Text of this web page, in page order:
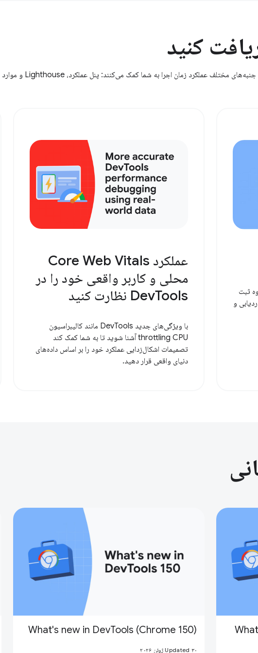
کنید
طیف گسترده‌ای از ابزارها برای اندازه‌گیری و بهینه‌سازی جنبه‌های مختلف عملکرد زمان اجرا به شما کمک می‌کنند: پنل عملکرد، Lighthouse و موارد
ثبت
و
عملکرد Core Web Vitals
محلی و کاربر واقعی خود را در
DevTools نظارت کنید
با ویژگی‌های جدید DevTools مانند کالیبراسیون
throttling CPU آشنا شوید تا به شما کمک کند
تصمیمات اشکال‌زدایی عملکرد خود را بر اساس داده‌های
دنیای واقعی قرار دهید.
What's new in DevTools (Chrome 150)
Updated ۳۰ ژوئن ۲۰۲۶